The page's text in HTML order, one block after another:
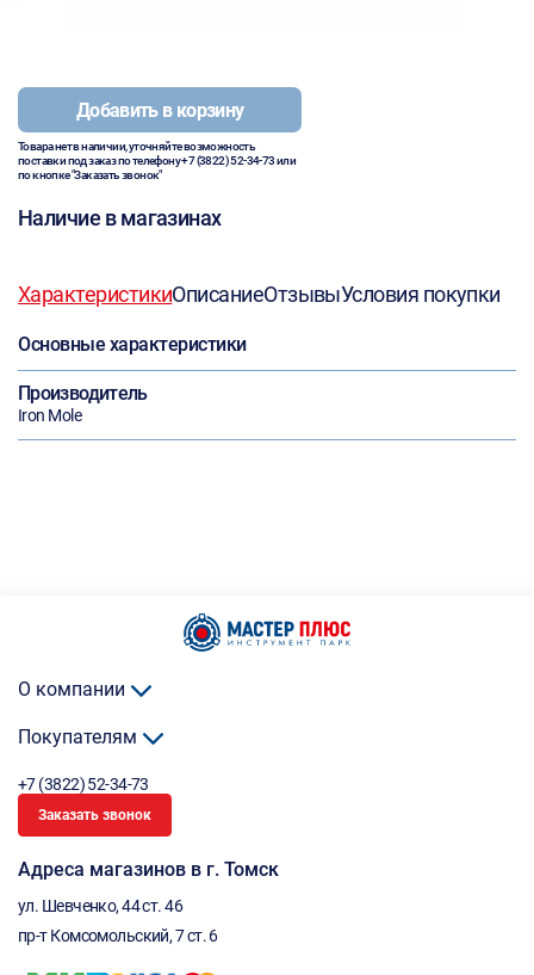
Добавить в корзину
Товара нет в наличии, уточняйте возможность
поставки под заказ по телефону+7 (3822) 52-34-73или
по кнопке "Заказать звонок"
Наличие в магазинах
ХарактеристикиОписаниеОтзывыУсловия покупки
Основные характеристики
Производитель
Iron Mole
О компании
Покупателям
+7 (3822) 52-34-73
Заказать звонок
Адреса магазинов в г. Томск
ул. Шевченко, 44 ст. 46
пр-т Комсомольский, 7 ст. 6